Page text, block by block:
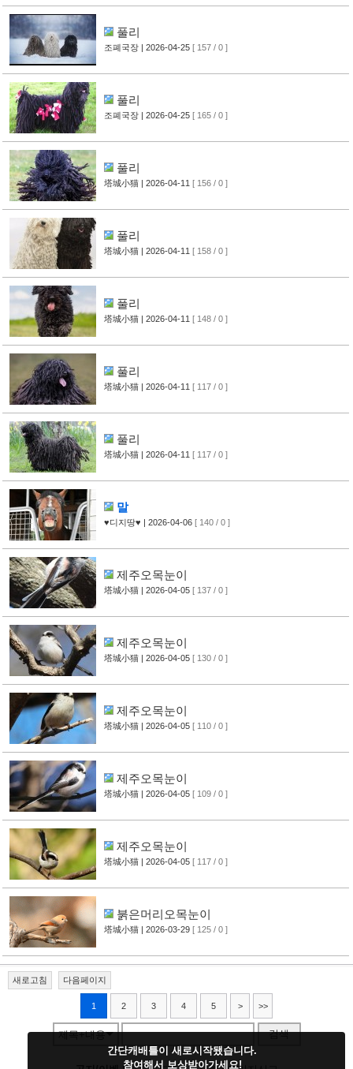
풀리
조폐국장 | 2026-04-25 [ 157 / 0 ]
풀리
조폐국장 | 2026-04-25 [ 165 / 0 ]
풀리
塔城小猫 | 2026-04-11 [ 156 / 0 ]
풀리
塔城小猫 | 2026-04-11 [ 158 / 0 ]
풀리
塔城小猫 | 2026-04-11 [ 148 / 0 ]
풀리
塔城小猫 | 2026-04-11 [ 117 / 0 ]
풀리
塔城小猫 | 2026-04-11 [ 117 / 0 ]
말
♥디지땅♥ | 2026-04-06 [ 140 / 0 ]
제주오목눈이
塔城小猫 | 2026-04-05 [ 137 / 0 ]
제주오목눈이
塔城小猫 | 2026-04-05 [ 130 / 0 ]
제주오목눈이
塔城小猫 | 2026-04-05 [ 110 / 0 ]
제주오목눈이
塔城小猫 | 2026-04-05 [ 109 / 0 ]
제주오목눈이
塔城小猫 | 2026-04-05 [ 117 / 0 ]
붉은머리오목눈이
塔城小猫 | 2026-03-29 [ 125 / 0 ]
새로고침 다음페이지
1 2 3 4 5 > >>
제목+내용 검색
간단캐배틀이 새로시작됐습니다.
참여해서 보상받아가세요!